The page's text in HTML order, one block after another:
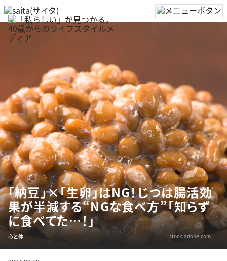
「納豆」×「生卵」はNG！じつは腸活効
果が半減する“NGな食べ方”「知らず
に食べてた…！」
心と体 stock.adobe.com